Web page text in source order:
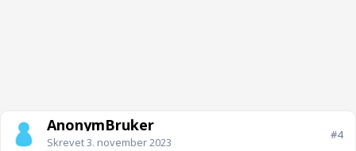
AnonymBruker
Skrevet3. november 2023
#4